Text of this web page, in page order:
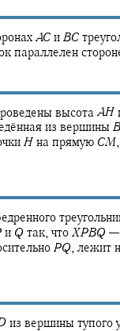
AC и BC
параллелен
высота AH
из вершины B
H на прямую CM,
и Q так, что XPBQ —
PQ, лежит
из вершины тупого